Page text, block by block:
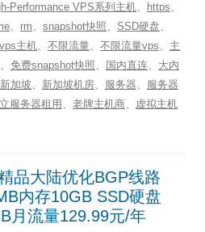
Performance VPS系列主机、 https、
、 rm、 snapshot快照、 SSD硬盘、
vps主机、 不限流量、 不限流量vps、 主
、 免费snapshot快照、 国内直连、 大内
新加坡、 新加坡机房、 服务器、 服务器
服务器租用、 老牌主机商、 虚拟主机
品大陆优化BGP线路
内存10GB SSD硬盘
月流量129.99元/年